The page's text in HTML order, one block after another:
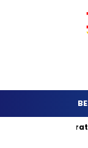
di Jawa Barat